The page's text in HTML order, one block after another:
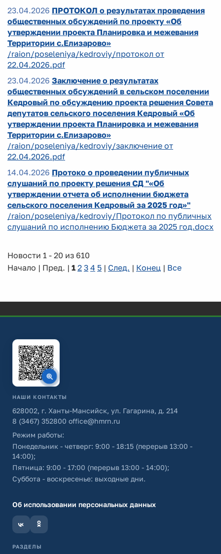
23.04.2026 ПРОТОКОЛ о результатах проведения
общественных обсуждений по проекту «Об
утверждении проекта Планировка и межевания
Территории с.Елизарово»
/raion/poseleniya/kedroviy/протокол от
22.04.2026.pdf
23.04.2026 Заключение о результатах
общественных обсуждений в сельском поселении
Кедровый по обсуждению проекта решения Совета
депутатов сельского поселения Кедровый «Об
утверждении проекта Планировка и межевания
Территории с.Елизарово»
/raion/poseleniya/kedroviy/заключение от
22.04.2026.pdf
14.04.2026 Протоко о проведении публичных
слушаний по проекту решения СД "«Об
утверждении отчета об исполнении бюджета
сельского поселения Кедровый за 2025 год»"
/raion/poseleniya/kedroviy/Протокол по публичных
слушаний по исполнению Бюджета за 2025 год.docx
Новости 1 - 20 из 610
Начало | Пред. | 1 2 3 4 5 | След. | Конец | Все
НАШИ КОНТАКТЫ
628002, г. Ханты-Мансийск, ул. Гагарина, д. 214
8 (3467) 352800 office@hmrn.ru
Режим работы:
Понедельник - четверг: 9:00 - 18:15 (перерыв 13:00 -
14:00);
Пятница: 9:00 - 17:00 (перерыв 13:00 - 14:00);
Суббота - воскресенье: выходные дни.
Об использовании персональных данных
РАЗДЕЛЫ